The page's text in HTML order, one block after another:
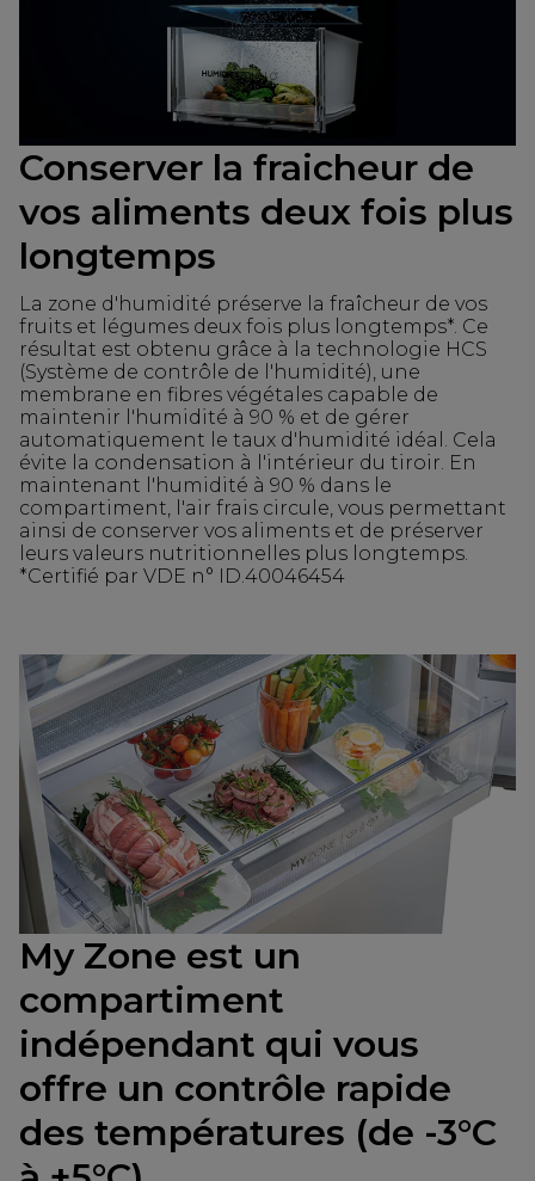
Conserver la fraicheur de
vos aliments deux fois plus
longtemps
La zone d'humidité préserve la fraîcheur de vos
fruits et légumes deux fois plus longtemps*. Ce
résultat est obtenu grâce à la technologie HCS
(Système de contrôle de l'humidité), une
membrane en fibres végétales capable de
maintenir l'humidité à 90 % et de gérer
automatiquement le taux d'humidité idéal. Cela
évite la condensation à l'intérieur du tiroir. En
maintenant l'humidité à 90 % dans le
compartiment, l'air frais circule, vous permettant
ainsi de conserver vos aliments et de préserver
leurs valeurs nutritionnelles plus longtemps.
*Certifié par VDE n° ID.40046454
My Zone est un
compartiment
indépendant qui vous
offre un contrôle rapide
des températures (de -3°C